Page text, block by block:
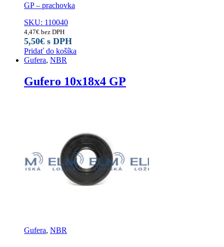
GP – prachovka
SKU: 110040
4,47€ bez DPH
5,50€ s DPH
Pridať do košíka
Gufera, NBR
Gufero 10x18x4 GP
Gufera, NBR